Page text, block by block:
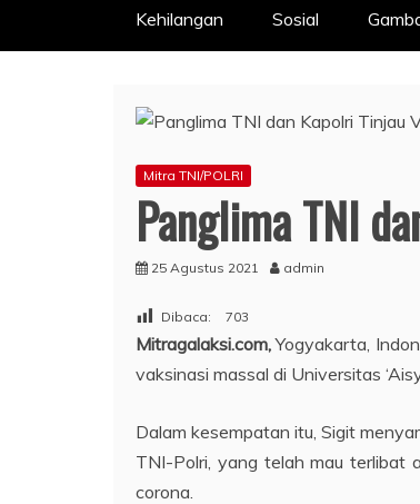
Kehilangan Sosial
Mitra TNI/POLRI
Panglima TNI
25 Agustus 2021 admin
Dibaca: 703
Mitragalaksi.com,Yogyakarta,
vaksinasi massal di Universitas
Dalam kesempatan itu, Sigit
TNI-Polri, yang telah mau terlibat
corona.